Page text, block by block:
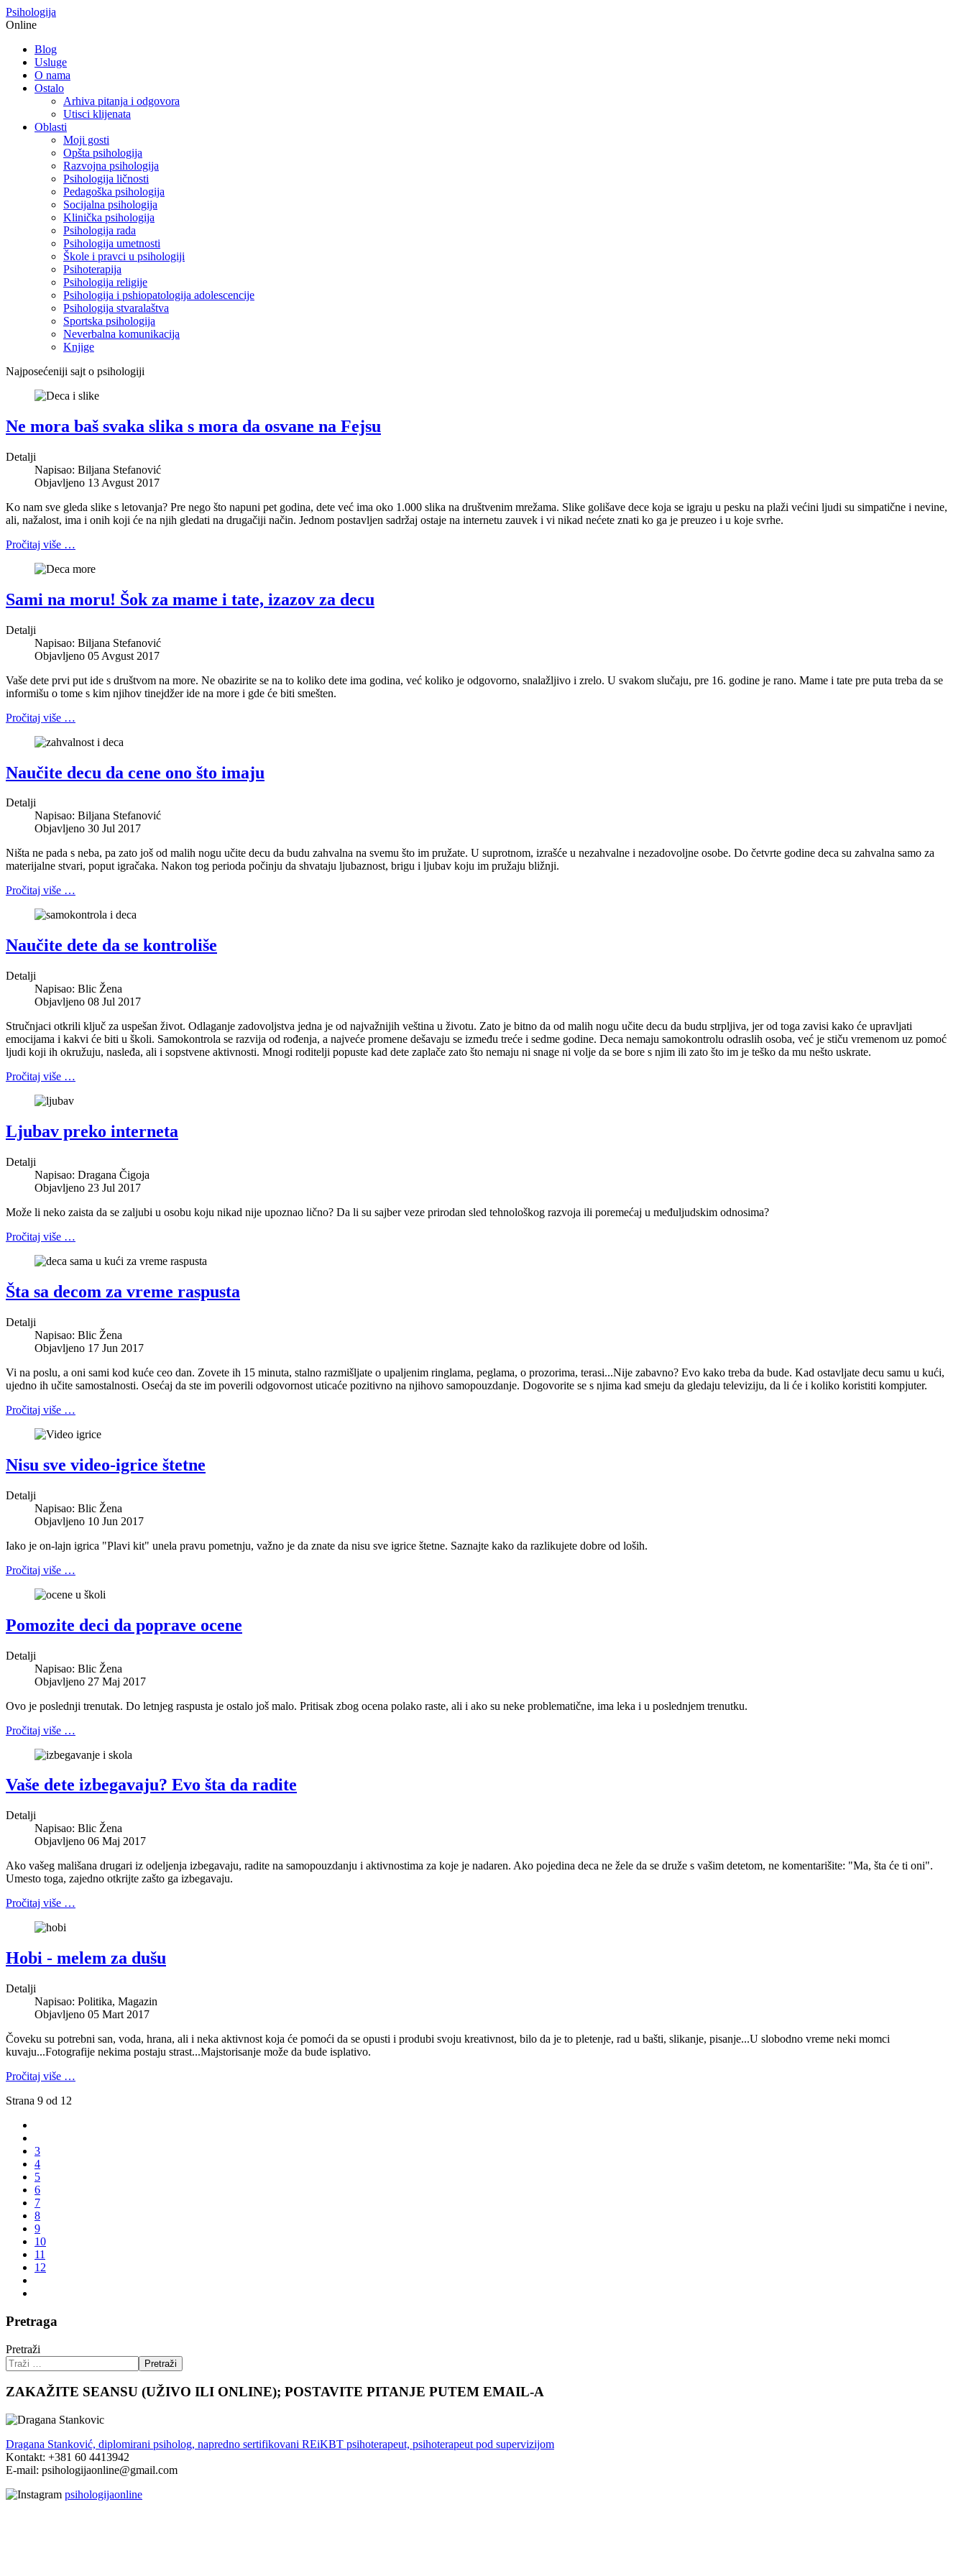
Psihologija
Online
Blog
Usluge
O nama
Ostalo
Arhiva pitanja i odgovora
Utisci klijenata
Oblasti
Moji gosti
Opšta psihologija
Razvojna psihologija
Psihologija ličnosti
Pedagoška psihologija
Socijalna psihologija
Klinička psihologija
Psihologija rada
Psihologija umetnosti
Škole i pravci u psihologiji
Psihoterapija
Psihologija religije
Psihologija i pshiopatologija adolescencije
Psihologija stvaralaštva
Sportska psihologija
Neverbalna komunikacija
Knjige
Najposećeniji sajt o psihologiji
Ne mora baš svaka slika s mora da osvane na Fejsu
Detalji
Napisao: Biljana Stefanović
Objavljeno 13 Avgust 2017
Ko nam sve gleda slike s letovanja? Pre nego što napuni pet godina, dete već ima oko 1.000 slika na društvenim mrežama. Slike golišave dece koja se igraju u pesku na plaži većini ljudi su simpatične i nevine,
ali, nažalost, ima i onih koji će na njih gledati na drugačiji način. Jednom postavljen sadržaj ostaje na internetu zauvek i vi nikad nećete znati ko ga je preuzeo i u koje svrhe.
Pročitaj više …
Sami na moru! Šok za mame i tate, izazov za decu
Detalji
Napisao: Biljana Stefanović
Objavljeno 05 Avgust 2017
Vaše dete prvi put ide s društvom na more. Ne obazirite se na to koliko dete ima godina, već koliko je odgovorno, snalažljivo i zrelo. U svakom slučaju, pre 16. godine je rano. Mame i tate pre puta treba da se
informišu o tome s kim njihov tinejdžer ide na more i gde će biti smešten.
Pročitaj više …
Naučite decu da cene ono što imaju
Detalji
Napisao: Biljana Stefanović
Objavljeno 30 Jul 2017
Ništa ne pada s neba, pa zato još od malih nogu učite decu da budu zahvalna na svemu što im pružate. U suprotnom, izrašće u nezahvalne i nezadovoljne osobe. Do četvrte godine deca su zahvalna samo za
materijalne stvari, poput igračaka. Nakon tog perioda počinju da shvataju ljubaznost, brigu i ljubav koju im pružaju bližnji.
Pročitaj više …
Naučite dete da se kontroliše
Detalji
Napisao: Blic Žena
Objavljeno 08 Jul 2017
Stručnjaci otkrili ključ za uspešan život. Odlaganje zadovoljstva jedna je od najvažnijih veština u životu. Zato je bitno da od malih nogu učite decu da budu strpljiva, jer od toga zavisi kako će upravljati
emocijama i kakvi će biti u školi. Samokontrola se razvija od rođenja, a najveće promene dešavaju se između treće i sedme godine. Deca nemaju samokontrolu odraslih osoba, već je stiču vremenom uz pomoć
ljudi koji ih okružuju, nasleđa, ali i sopstvene aktivnosti. Mnogi roditelji popuste kad dete zaplače zato što nemaju ni snage ni volje da se bore s njim ili zato što im je teško da mu nešto uskrate.
Pročitaj više …
Ljubav preko interneta
Detalji
Napisao: Dragana Čigoja
Objavljeno 23 Jul 2017
Može li neko zaista da se zaljubi u osobu koju nikad nije upoznao lično? Da li su sajber veze prirodan sled tehnološkog razvoja ili poremećaj u međuljudskim odnosima?
Pročitaj više …
Šta sa decom za vreme raspusta
Detalji
Napisao: Blic Žena
Objavljeno 17 Jun 2017
Vi na poslu, a oni sami kod kuće ceo dan. Zovete ih 15 minuta, stalno razmišljate o upaljenim ringlama, peglama, o prozorima, terasi...Nije zabavno? Evo kako treba da bude. Kad ostavljate decu samu u kući,
ujedno ih učite samostalnosti. Osećaj da ste im poverili odgovornost uticaće pozitivno na njihovo samopouzdanje. Dogovorite se s njima kad smeju da gledaju televiziju, da li će i koliko koristiti kompjuter.
Pročitaj više …
Nisu sve video-igrice štetne
Detalji
Napisao: Blic Žena
Objavljeno 10 Jun 2017
Iako je on-lajn igrica "Plavi kit" unela pravu pometnju, važno je da znate da nisu sve igrice štetne. Saznajte kako da razlikujete dobre od loših.
Pročitaj više …
Pomozite deci da poprave ocene
Detalji
Napisao: Blic Žena
Objavljeno 27 Maj 2017
Ovo je poslednji trenutak. Do letnjeg raspusta je ostalo još malo. Pritisak zbog ocena polako raste, ali i ako su neke problematične, ima leka i u poslednjem trenutku.
Pročitaj više …
Vaše dete izbegavaju? Evo šta da radite
Detalji
Napisao: Blic Žena
Objavljeno 06 Maj 2017
Ako vašeg mališana drugari iz odeljenja izbegavaju, radite na samopouzdanju i aktivnostima za koje je nadaren. Ako pojedina deca ne žele da se druže s vašim detetom, ne komentarišite: "Ma, šta će ti oni".
Umesto toga, zajedno otkrijte zašto ga izbegavaju.
Pročitaj više …
Hobi - melem za dušu
Detalji
Napisao: Politika, Magazin
Objavljeno 05 Mart 2017
Čoveku su potrebni san, voda, hrana, ali i neka aktivnost koja će pomoći da se opusti i produbi svoju kreativnost, bilo da je to pletenje, rad u bašti, slikanje, pisanje...U slobodno vreme neki momci
kuvaju...Fotografije nekima postaju strast...Majstorisanje može da bude isplativo.
Pročitaj više …
Strana 9 od 12
3
4
5
6
7
8
9
10
11
12
Pretraga
Pretraži
Pretraži
ZAKAŽITE SEANSU (UŽIVO ILI ONLINE); POSTAVITE PITANJE PUTEM EMAIL-A
Dragana Stanković, diplomirani psiholog, napredno sertifikovani REiKBT psihoterapeut, psihoterapeut pod supervizijom
Kontakt: +381 60 4413942
E-mail: psihologijaonline@gmail.com
psihologijaonline